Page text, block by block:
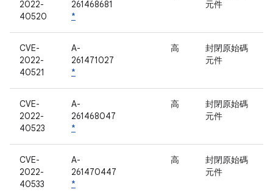
2022-
40520
261468681
*
元件
CVE-
2022-
40521
A-
261471027
*
高
封閉原始碼
元件
CVE-
2022-
40523
A-
261468047
*
高
封閉原始碼
元件
CVE-
2022-
40533
A-
261470447
*
高
封閉原始碼
元件